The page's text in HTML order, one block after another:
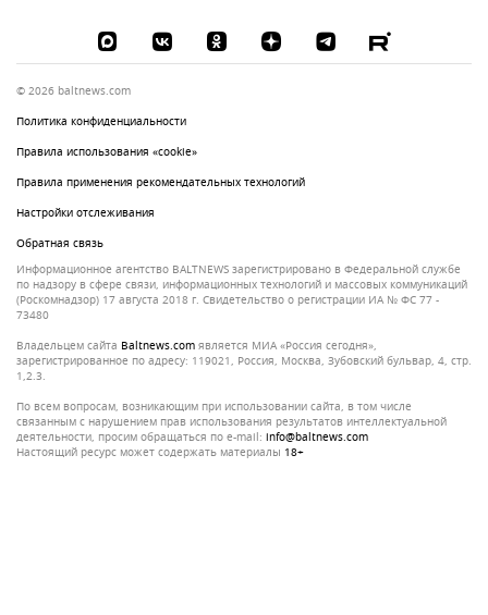
© 2026 baltnews.com
Политика конфиденциальности
Правила использования «cookie»
Правила применения рекомендательных технологий
Настройки отслеживания
Обратная связь
Информационное агентство BALTNEWS зарегистрировано в Федеральной службе
по надзору в сфере связи, информационных технологий и массовых коммуникаций
(Роскомнадзор) 17 августа 2018 г. Свидетельство о регистрации ИА № ФС 77 -
73480
Владельцем сайта
baltnews.com является МИА «Россия сегодня»,
зарегистрированное по адресу: 119021, Россия, Москва, Зубовский бульвар, 4, стр.
1,2.3.
По всем вопросам, возникающим при использовании сайта, в том числе
связанным с нарушением прав использования результатов интеллектуальной
деятельности, просим обращаться по e-mail: info@baltnews.com
Настоящий ресурс может содержать материалы 18+